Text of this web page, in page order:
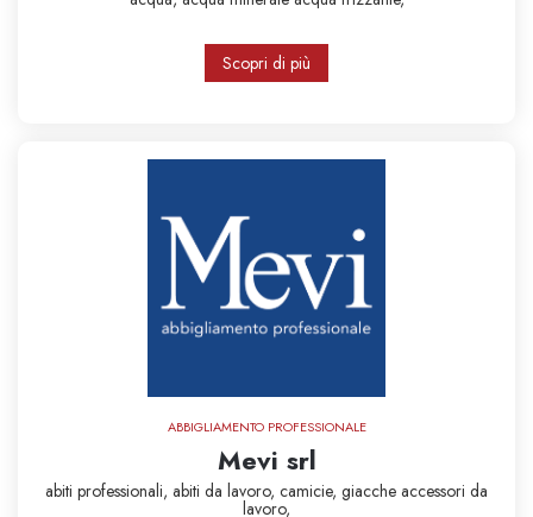
Scopri di più
ABBIGLIAMENTO PROFESSIONALE
Mevi srl
abiti professionali, abiti da lavoro, camicie, giacche accessori da
lavoro,